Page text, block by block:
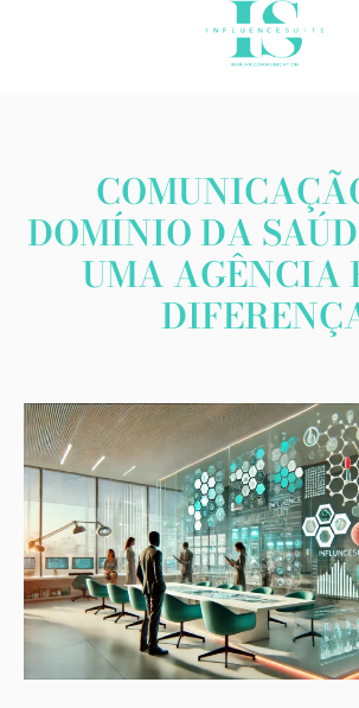
DOMÍNIO DA
UMA AGÊNCIA